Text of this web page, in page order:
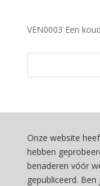
VEN0003 Een
Onze website
hebben
benaderen vóór
gepubliceerd.